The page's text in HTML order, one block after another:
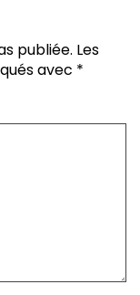
publiée. Les
avec *